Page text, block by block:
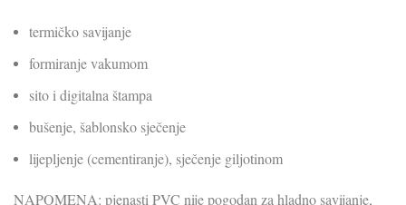
termičko savijanje
formiranje vakumom
sito i digitalna štampa
bušenje, šablonsko sječenje
lijepljenje (cementiranje), sječenje giljotinom
NAPOMENA: pjenasti PVC nije pogodan za hladno savijanje,